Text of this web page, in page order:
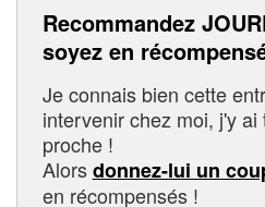
Recommandez
soyez en
Je connais bien cette
intervenir chez moi, j'y ai
proche !
Alorsdonnez-lui un
en récompensés !